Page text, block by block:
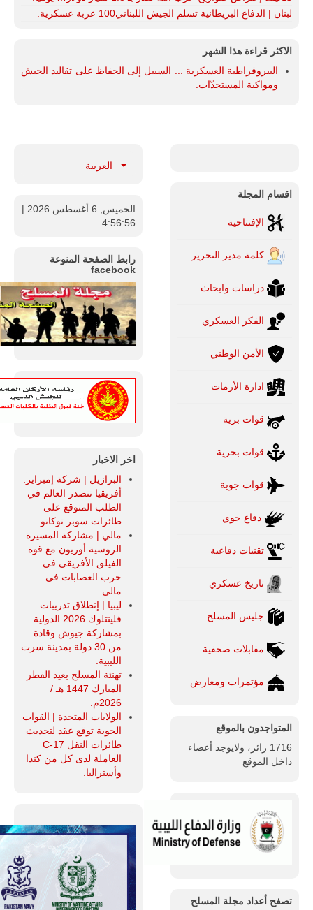
لبنان | الدفاع البريطانية تسلم الجيش اللبناني100 عربة عسكرية.
الاكثر قراءة هذا الشهر
البيروقراطية العسكرية ... السبيل إلى الحفاظ على تقاليد الجيش
ومواكبة المستجدّات.
اقسام المجلة
الإفتتاحية
كلمة مدير التحرير
دراسات وابحاث
الفكر العسكري
الأمن الوطني
ادارة الأزمات
قوات برية
قوات بحرية
قوات جوية
دفاع جوي
تقنيات دفاعية
تاريخ عسكري
جليس المسلح
مقابلات صحفية
مؤتمرات ومعارض
المتواجدون بالموقع
1716 زائر، ولايوجد أعضاء
داخل الموقع
تصفح أعداد مجلة المسلح
العربية
الخميس, 6 أغسطس 2026
|
4:56:57
رابط الصفحة المنوعة
facebook
اخر الاخبار
البرازيل | شركة إمبراير:
أفريقيا تتصدر العالم في
الطلب المتوقع على
طائرات سوبر توكانو.
مالي | مشاركة المسيرة
الروسية أوريون مع قوة
الفيلق الأفريقي في
حرب العصابات في
مالي.
ليبيا | إنطلاق تدريبات
فلينتلوك 2026 الدولية
بمشاركة جيوش وقادة
من 30 دولة بمدينة سرت
الليبية.
تهنئة المسلح بعيد الفطر
المبارك 1447 هـ /
2026م.
الولايات المتحدة | القوات
الجوية توقع عقد لتحديث
طائرات النقل C-17
العاملة لدى كل من كندا
وأستراليا.